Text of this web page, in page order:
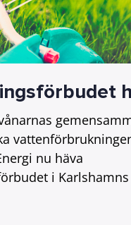
nu häva
i